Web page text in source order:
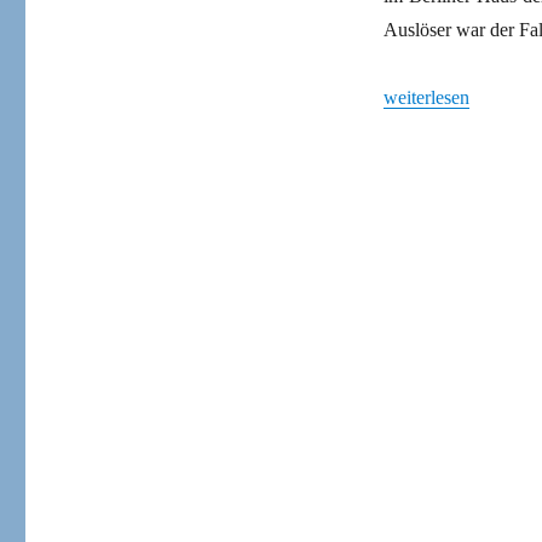
Auslöser war der
„Die verdrängte
weiterlesen